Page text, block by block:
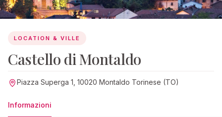
LOCATION & VILLE
Castello di Montaldo
Piazza Superga 1, 10020 Montaldo Torinese (TO)
Informazioni